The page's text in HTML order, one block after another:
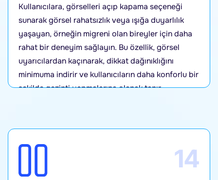
Kullanıcılara, görselleri açıp kapama seçeneği
sunarak görsel rahatsızlık veya ışığa duyarlılık
yaşayan, örneğin migreni olan bireyler için daha
rahat bir deneyim sağlayın. Bu özellik, görsel
uyarıcılardan kaçınarak, dikkat dağınıklığını
minimuma indirir ve kullanıcıların daha konforlu bir
şekilde gezinti yapmalarına olanak tanır.
14